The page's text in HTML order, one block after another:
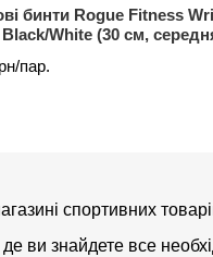
бинти Rogue Fitness
White (30 см,
пар.
спортивних
ви знайдете все